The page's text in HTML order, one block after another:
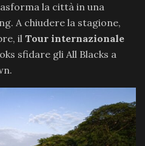
la città in una
A chiudere la stagione,
il Tour internazionale
sfidare gli All Blacks a